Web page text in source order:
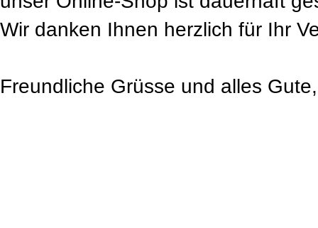
Wir danken Ihnen herzlich für Ihr
Freundliche Grüsse und alles